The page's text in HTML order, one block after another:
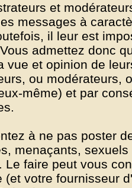
et
messages à
il leur est
admettez donc
vue et opinion de
ou modérateurs,
même) et par
à ne pas poster
menaçants,
Le faire peut vous
(et votre fournisseur